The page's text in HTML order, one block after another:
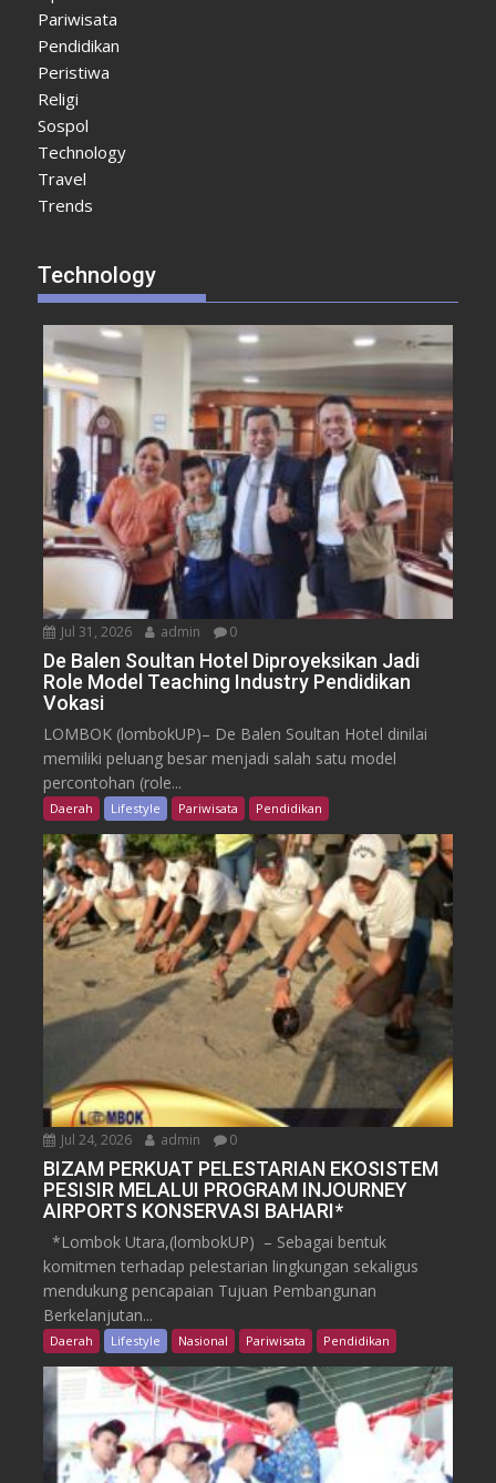
Pariwisata
Pendidikan
Peristiwa
Religi
Sospol
Technology
Travel
Trends
Technology
Jul 31, 2026 admin 0
De Balen Soultan Hotel Diproyeksikan Jadi
Role Model Teaching Industry Pendidikan
Vokasi
LOMBOK (lombokUP)– De Balen Soultan Hotel dinilai
memiliki peluang besar menjadi salah satu model
percontohan (role...
Daerah Lifestyle Pariwisata Pendidikan
Jul 24, 2026 admin 0
BIZAM PERKUAT PELESTARIAN EKOSISTEM
PESISIR MELALUI PROGRAM INJOURNEY
AIRPORTS KONSERVASI BAHARI*
*Lombok Utara,(lombokUP) – Sebagai bentuk
komitmen terhadap pelestarian lingkungan sekaligus
mendukung pencapaian Tujuan Pembangunan
Berkelanjutan...
Daerah Lifestyle Nasional Pariwisata Pendidikan